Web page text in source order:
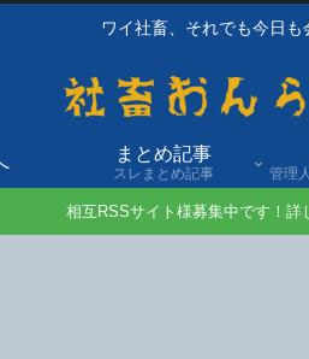
ワイ社畜、それでも今日も
まとめ記事
スレまとめ記事
相互RSSサイト様募集中です！詳